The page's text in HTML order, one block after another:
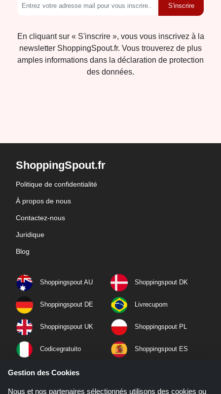
S'inscrire
En cliquant sur « S'inscrire », vous vous inscrivez à la
newsletter ShoppingSpout.fr. Vous trouverez de plus
amples informations dans la déclaration de protection
des données.
ShoppingSpout.fr
Politique de confidentialité
À propos de nous
Contactez-nous
Juridique
Blog
Shoppingspout AU Shoppingspout DK
Shoppingspout DE Livrecupom
Shoppingspout UK Shoppingspout PL
Codicegratuito Shoppingspout ES
Shoppingspout NL
Gestion des Cookies
Nous et nos partenaires sélectionnés utilisons des cookies ou